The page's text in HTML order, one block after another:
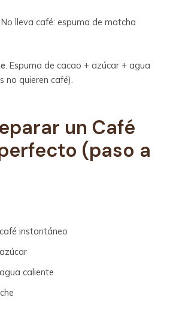
No lleva café: espuma de matcha
. Espuma de cacao + azúcar + agua
no quieren café).
un Café
(paso a
instantáneo
caliente